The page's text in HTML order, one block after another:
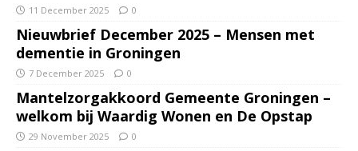
11 December 2025 0
Nieuwbrief December 2025 – Mensen met
dementie in Groningen
7 December 2025 0
Mantelzorgakkoord Gemeente Groningen –
welkom bij Waardig Wonen en De Opstap
29 November 2025 0